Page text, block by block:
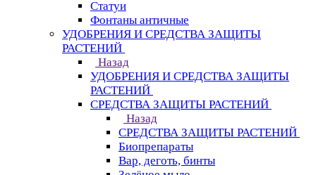
Статуи
Фонтаны античные
УДОБРЕНИЯ И СРЕДСТВА ЗАЩИТЫ
РАСТЕНИЙ
Назад
УДОБРЕНИЯ И СРЕДСТВА ЗАЩИТЫ
РАСТЕНИЙ
СРЕДСТВА ЗАЩИТЫ РАСТЕНИЙ
Назад
СРЕДСТВА ЗАЩИТЫ РАСТЕНИЙ
Биопрепараты
Вар, деготь, бинты